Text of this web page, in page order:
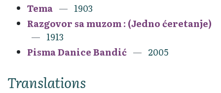
Tema
1903
Razgovor sa muzom : (Jedno ćeretanje)
1913
Pisma Danice Bandić
2005
Translations